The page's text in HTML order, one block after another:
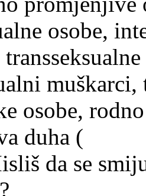
osobe,
muškarci,
osobe,
duha (
da se